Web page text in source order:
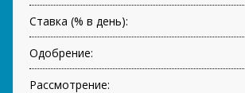
Ставка (% в день):
Одобрение:
Рассмотрение: